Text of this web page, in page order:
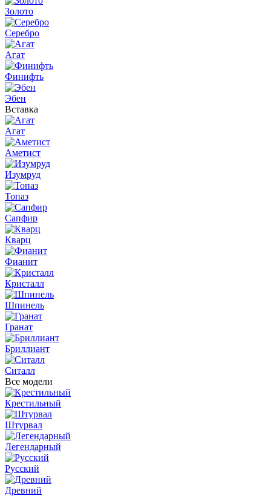
Золото
Серебро
Агат
Финифть
Эбен
Вставка
Агат
Аметист
Изумруд
Топаз
Сапфир
Кварц
Фианит
Кристалл
Шпинель
Гранат
Бриллиант
Ситалл
Все модели
Крестильный
Штурвал
Легендарный
Русский
Древний